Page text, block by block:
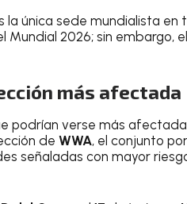
la única sede mundialista
2026; sin embargo,
más afectada
podrían verse más
de WWA, el conjunto
señaladas con mayor